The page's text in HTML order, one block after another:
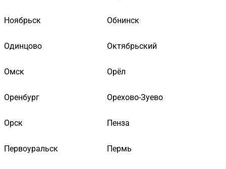
Ноябрьск Обнинск
Одинцово Октябрьский
Омск Орёл
Оренбург Орехово-Зуево
Орск Пенза
Первоуральск Пермь